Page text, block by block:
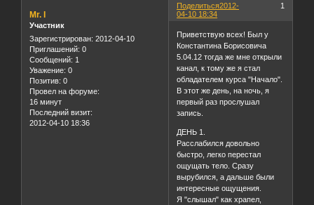
Поделиться 1
2012-
04-10 18:34
Mr. I
Участник
Зарегистрирован: 2012-04-10
Приглашений: 0
Сообщений: 1
Уважение: 0
Позитив: 0
Провел на форуме:
16 минут
Последний визит:
2012-04-10 18:36
Приветствую всех! Был у
Константина Борисовича
5.04.12 тогда же мне открыли
канал, к тому же я стал
обладателем курса "Начало".
В этот же день, на ночь, я
первый раз прослушал
запись.
ДЕНЬ 1.
Расслабился довольно
быстро, легко перестал
ощущать тело. Сразу
вырубился, а дальше были
интересные ощущения.
Я "слышал" как храпел,